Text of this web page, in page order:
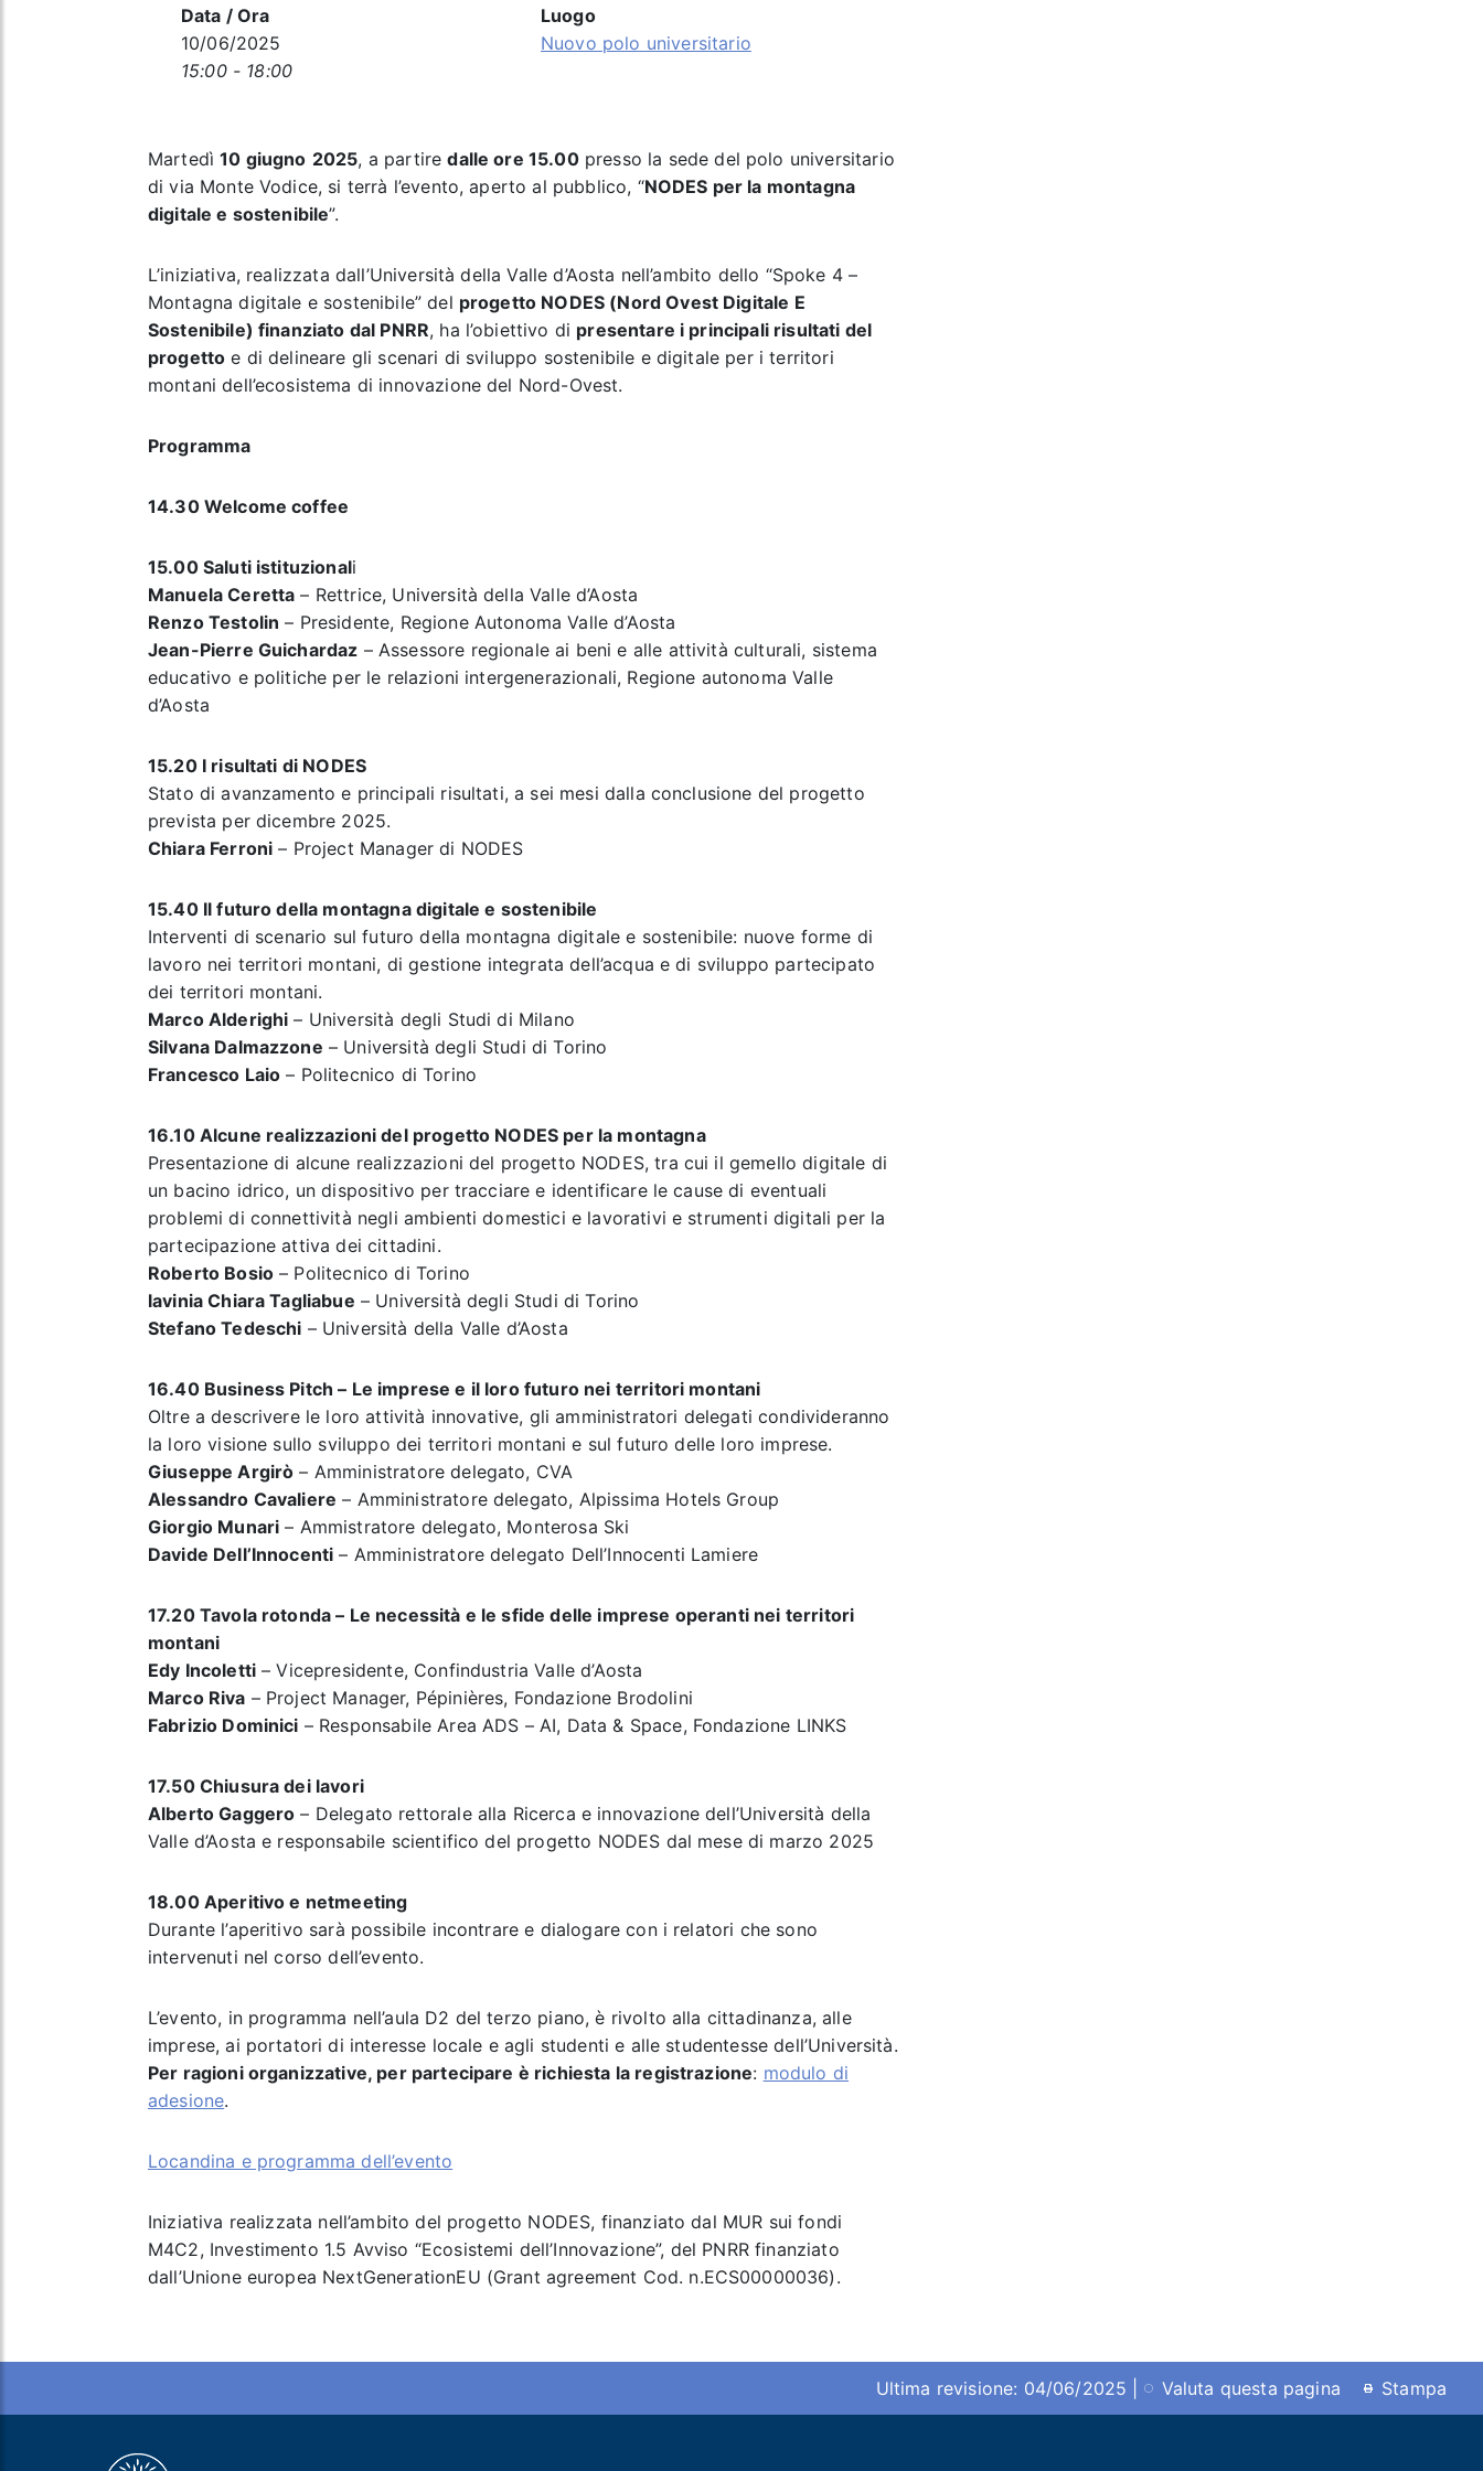
Data / Ora
10/06/2025
15:00 - 18:00
Luogo
Nuovo polo universitario
Martedì10 giugno 2025, a partiredalle ore 15.00presso la sede del polo universitario
di via Monte Vodice, si terrà l’evento, aperto al pubblico, “NODES per la montagna
digitale e sostenibile”.
L’iniziativa, realizzata dall’Università della Valle d’Aosta nell’ambito dello “Spoke 4 –
Montagna digitale e sostenibile” del progetto NODES (Nord Ovest Digitale E
Sostenibile) finanziato dal PNRR, ha l’obiettivo di presentare i principali risultati del
progetto e di delineare gli scenari di sviluppo sostenibile e digitale per i territori
montani dell’ecosistema di innovazione del Nord-Ovest.
Programma
14.30 Welcome coffee
15.00 Saluti istituzionali
Manuela Ceretta – Rettrice, Università della Valle d’Aosta
Renzo Testolin – Presidente, Regione Autonoma Valle d’Aosta
Jean-Pierre Guichardaz – Assessore regionale ai beni e alle attività culturali, sistema
educativo e politiche per le relazioni intergenerazionali, Regione autonoma Valle
d’Aosta
15.20 I risultati di NODES
Stato di avanzamento e principali risultati, a sei mesi dalla conclusione del progetto
prevista per dicembre 2025.
Chiara Ferroni – Project Manager di NODES
15.40 Il futuro della montagna digitale e sostenibile
Interventi di scenario sul futuro della montagna digitale e sostenibile: nuove forme di
lavoro nei territori montani, di gestione integrata dell’acqua e di sviluppo partecipato
dei territori montani.
Marco Alderighi – Università degli Studi di Milano
Silvana Dalmazzone – Università degli Studi di Torino
Francesco Laio – Politecnico di Torino
16.10 Alcune realizzazioni del progetto NODES per la montagna
Presentazione di alcune realizzazioni del progetto NODES, tra cui il gemello digitale di
un bacino idrico, un dispositivo per tracciare e identificare le cause di eventuali
problemi di connettività negli ambienti domestici e lavorativi e strumenti digitali per la
partecipazione attiva dei cittadini.
Roberto Bosio – Politecnico di Torino
lavinia Chiara Tagliabue – Università degli Studi di Torino
Stefano Tedeschi – Università della Valle d’Aosta
16.40 Business Pitch – Le imprese e il loro futuro nei territori montani
Oltre a descrivere le loro attività innovative, gli amministratori delegati condivideranno
la loro visione sullo sviluppo dei territori montani e sul futuro delle loro imprese.
Giuseppe Argirò – Amministratore delegato, CVA
Alessandro Cavaliere – Amministratore delegato, Alpissima Hotels Group
Giorgio Munari – Ammistratore delegato, Monterosa Ski
Davide Dell’Innocenti – Amministratore delegato Dell’Innocenti Lamiere
17.20 Tavola rotonda – Le necessità e le sfide delle imprese operanti nei territori
montani
Edy Incoletti – Vicepresidente, Confindustria Valle d’Aosta
Marco Riva – Project Manager, Pépinières, Fondazione Brodolini
Fabrizio Dominici – Responsabile Area ADS – AI, Data & Space, Fondazione LINKS
17.50 Chiusura dei lavori
Alberto Gaggero – Delegato rettorale alla Ricerca e innovazione dell’Università della
Valle d’Aosta e responsabile scientifico del progetto NODES dal mese di marzo 2025
18.00 Aperitivo e netmeeting
Durante l’aperitivo sarà possibile incontrare e dialogare con i relatori che sono
intervenuti nel corso dell’evento.
L’evento, in programma nell’aula D2 del terzo piano, è rivolto alla cittadinanza, alle
imprese, ai portatori di interesse locale e agli studenti e alle studentesse dell’Università.
Per ragioni organizzative, per partecipare è richiesta la registrazione: modulo di
adesione.
Locandina e programma dell’evento
Iniziativa realizzata nell’ambito del progetto NODES, finanziato dal MUR sui fondi
M4C2, Investimento 1.5 Avviso “Ecosistemi dell’Innovazione”, del PNRR finanziato
dall’Unione europea NextGenerationEU (Grant agreement Cod. n.ECS00000036).
Ultima revisione: 04/06/2025 | Valuta questa pagina Stampa